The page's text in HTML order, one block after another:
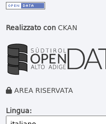
Realizzato conCKAN
AREA RISERVATA
Lingua